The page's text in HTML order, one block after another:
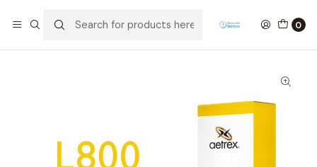
0
Palmilha AETREX MULHER para Desporto - TRAIN